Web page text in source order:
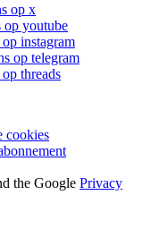
op x
op youtube
instagram
op telegram
threads
cookies
the Google Privacy